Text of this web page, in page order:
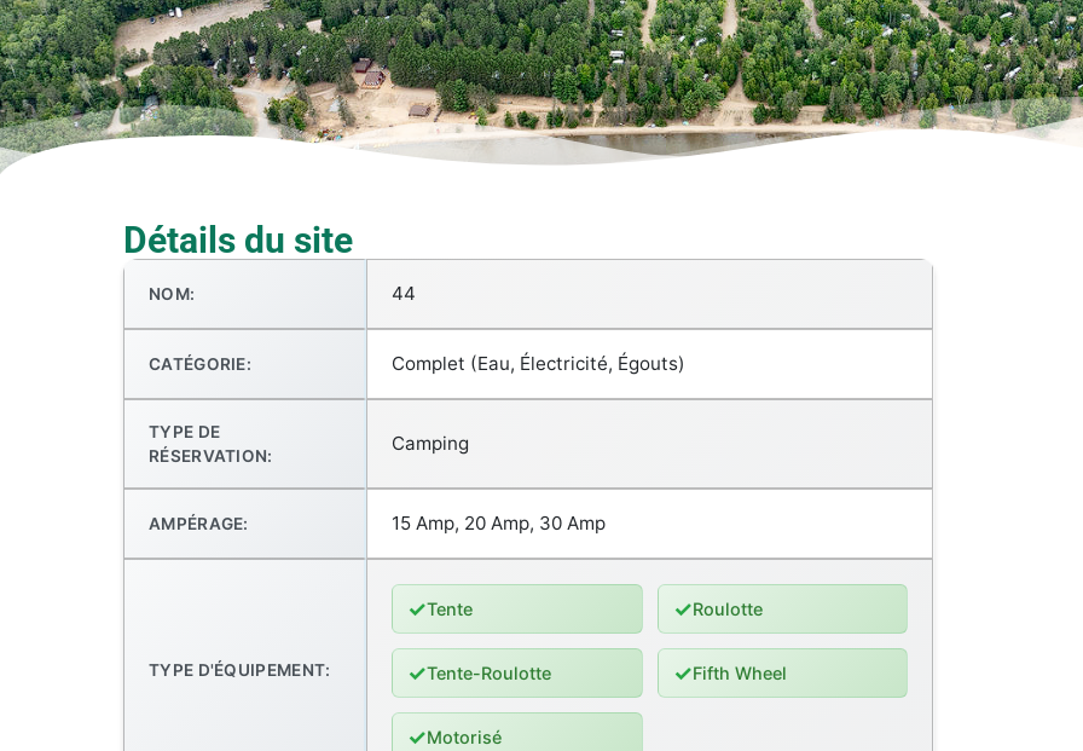
Détails du site
NOM: 44
CATÉGORIE: Complet (Eau, Électricité, Égouts)
TYPE DE
RÉSERVATION:
Camping
AMPÉRAGE: 15 Amp, 20 Amp, 30 Amp
TYPE D'ÉQUIPEMENT:
✓Tente ✓Roulotte
✓Tente-Roulotte ✓Fifth Wheel
✓Motorisé